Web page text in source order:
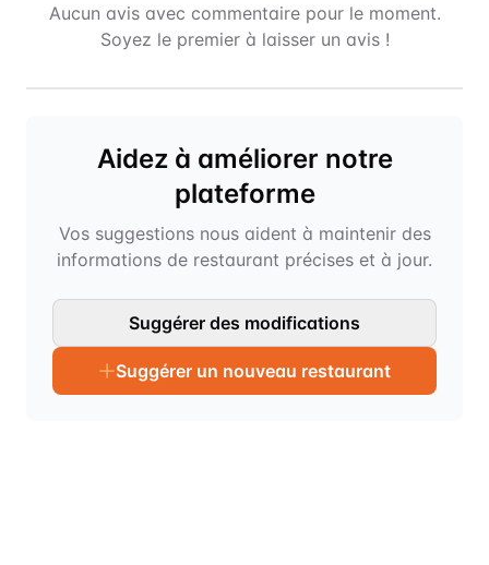
Aucun avis avec commentaire pour le moment.
Soyez le premier à laisser un avis !
Aidez à améliorer notre
plateforme
Vos suggestions nous aident à maintenir des
informations de restaurant précises et à jour.
Suggérer des modifications
Suggérer un nouveau restaurant